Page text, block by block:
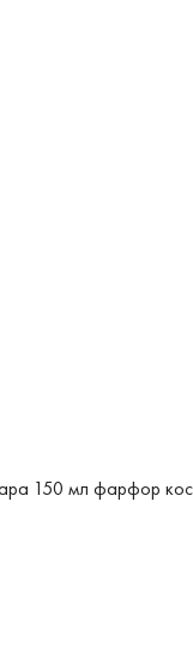
150 мл фарфор